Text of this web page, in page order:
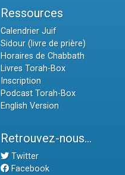
Ressources
Calendrier Juif
Sidour (livre de prière)
Horaires de Chabbath
Livres Torah-Box
Inscription
Podcast Torah-Box
English Version
Retrouvez-nous...
Twitter
Facebook